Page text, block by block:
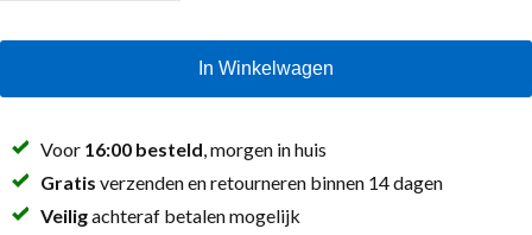
MAG Iconen
In Winkelwagen
Voor 16:00 besteld , morgen in huis
Gratis verzenden en retourneren binnen 14 dagen
Veiligachteraf betalen mogelijk